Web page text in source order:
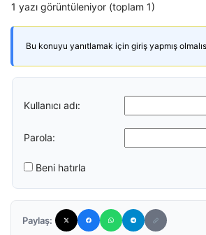
1 yazı görüntüleniyor (toplam 1)
Bu konuyu yanıtlamak için giriş yapmış
Kullanıcı adı:
Parola:
Beni hatırla
Paylaş: